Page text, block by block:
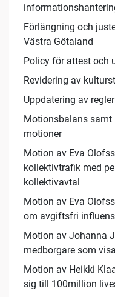
Förlängning och
Västra Götaland
Policy för attest och
Revidering av
Uppdatering av
Motionsbalans
motioner
Motion av Eva
kollektivtrafik med
kollektivavtal
Motion av Eva
om avgiftsfri
Motion av Johanna
medborgare som
Motion av Heikki
sig till 100million